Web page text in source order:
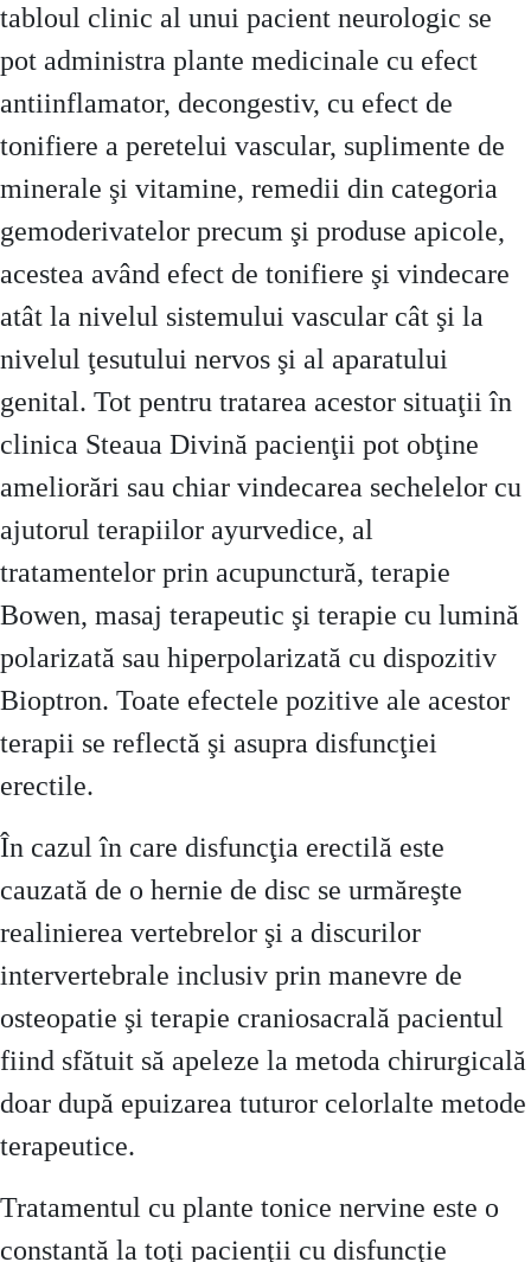
tabloul clinic al unui pacient neurologic se
pot administra plante medicinale cu efect
antiinflamator, decongestiv, cu efect de
tonifiere a peretelui vascular, suplimente de
minerale şi vitamine, remedii din categoria
gemoderivatelor precum şi produse apicole,
acestea având efect de tonifiere şi vindecare
atât la nivelul sistemului vascular cât şi la
nivelul ţesutului nervos şi al aparatului
genital. Tot pentru tratarea acestor situaţii în
clinica Steaua Divină pacienţii pot obţine
ameliorări sau chiar vindecarea sechelelor cu
ajutorul terapiilor ayurvedice, al
tratamentelor prin acupunctură, terapie
Bowen, masaj terapeutic şi terapie cu lumină
polarizată sau hiperpolarizată cu dispozitiv
Bioptron. Toate efectele pozitive ale acestor
terapii se reflectă şi asupra disfuncţiei
erectile.
În cazul în care disfuncţia erectilă este
cauzată de o hernie de disc se urmăreşte
realinierea vertebrelor şi a discurilor
intervertebrale inclusiv prin manevre de
osteopatie şi terapie craniosacrală pacientul
fiind sfătuit să apeleze la metoda chirurgicală
doar după epuizarea tuturor celorlalte metode
terapeutice.
Tratamentul cu plante tonice nervine este o
constantă la toţi pacienţii cu disfuncţie